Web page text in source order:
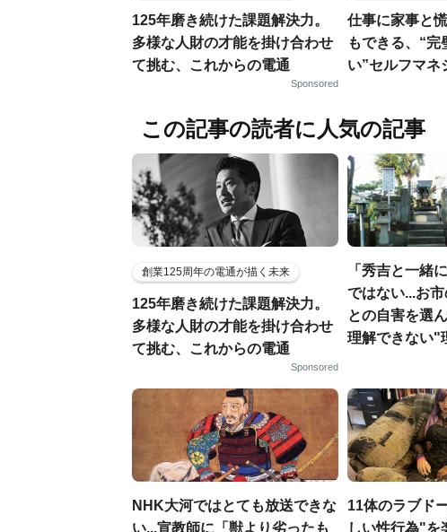
125年磨き続けた課題解決力。
多様な人財の才能を掛け合わせ
て挑む、これからの電通
Sponsored
仕事に家事と
もできる、“完
い”セルフマネ
この記事の読者に人気の記事
創業125周年の電通が描く未来
125年磨き続けた課題解決力。
多様な人財の才能を掛け合わせ
て挑む、これからの電通
Sponsored
「秀吉と一緒
ではない...お
との自害を選
理解できない"
NHK大河ではとても放送できな
い...宣教師に「獣より劣ったも
11体のラブド
しい性行為"を